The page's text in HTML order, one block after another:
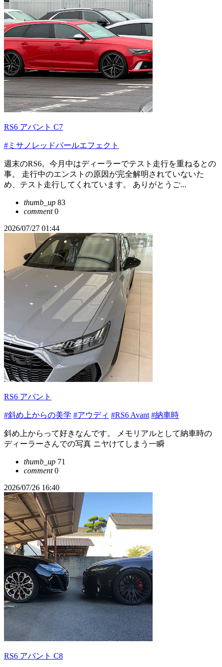
RS6 アバント C7
#ミサノレッドパールエフェクト
週末のRS6。今月中はディーラーでテスト走行を重ねるとの
事。 走行中のエンストの原因が完全解明されていないた
め、テスト走行してくれています。 ありがとうご...
thumb_up 83
comment0
2026/07/27 01:44
RS6 アバント
#斜め上からの美学 #アウディ #RS6 Avant #納車時
斜め上からって好きなんです。 メモリアルとして納車時の
ディーラーさんでの写真 ニヤけてしまう一瞬
thumb_up 71
comment0
2026/07/26 16:40
RS6 アバント C8